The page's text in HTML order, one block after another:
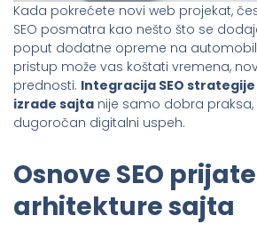
Kada pokrećete novi web projekat,
SEO posmatra kao nešto što se
poput dodatne opreme na
pristup može vas koštati vremena,
prednosti. Integracija SEO
izrade sajta nije samo dobra praksa,
dugoročan digitalni uspeh.
Osnove SEO
arhitekture sajta